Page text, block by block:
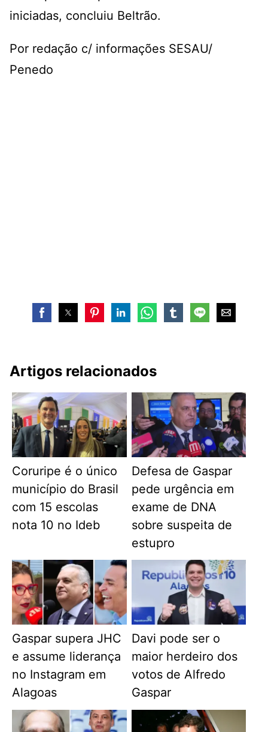
iniciadas, concluiu Beltrão.
Por redação c/ informações SESAU/
Penedo
Artigos relacionados
Coruripe é o único
município do Brasil
com 15 escolas
nota 10 no Ideb
Defesa de Gaspar
pede urgência em
exame de DNA
sobre suspeita de
estupro
Gaspar supera JHC
e assume liderança
no Instagram em
Alagoas
Davi pode ser o
maior herdeiro dos
votos de Alfredo
Gaspar